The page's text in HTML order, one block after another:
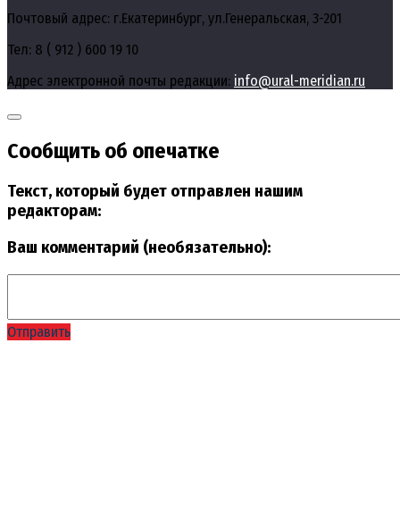
Почтовый адрес: г.Екатеринбург, ул.Генеральская, 3-201
Тел: 8 ( 912 ) 600 19 10
Адрес электронной почты редакции: info@ural-meridian.ru
Сообщить об опечатке
Текст, который будет отправлен нашим
редакторам:
Ваш комментарий (необязательно):
Отправить